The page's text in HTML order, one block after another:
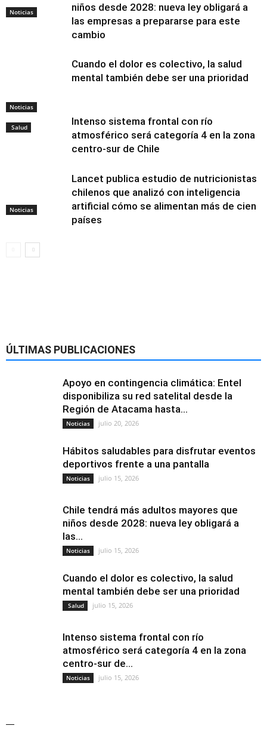
Noticias
Noticias
niños desde 2028: nueva ley obligará a
las empresas a prepararse para este
cambio
Salud
Cuando el dolor es colectivo, la salud
mental también debe ser una prioridad
Noticias
Intenso sistema frontal con río
atmosférico será categoría 4 en la zona
centro-sur de Chile
Lancet publica estudio de nutricionistas
chilenos que analizó con inteligencia
artificial cómo se alimentan más de cien
países
ÚLTIMAS PUBLICACIONES
Apoyo en contingencia climática: Entel
disponibiliza su red satelital desde la
Región de Atacama hasta...
Noticias julio 20, 2026
Hábitos saludables para disfrutar eventos
deportivos frente a una pantalla
Noticias julio 15, 2026
Chile tendrá más adultos mayores que
niños desde 2028: nueva ley obligará a
las...
Noticias julio 15, 2026
Cuando el dolor es colectivo, la salud
mental también debe ser una prioridad
Salud julio 15, 2026
Intenso sistema frontal con río
atmosférico será categoría 4 en la zona
centro-sur de...
Noticias julio 15, 2026
—